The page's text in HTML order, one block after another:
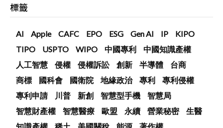
標籤
AI Apple CAFC EPO ESG Gen AI IP
KIPO
TIPO
USPTO WIPO 中國專利
中國知識產權
人工智慧
侵權 侵權訴訟 創新 半導體
台商
商標
國科會 國衛院 地緣政治 專利
專利侵權
專利申請
川普 新創 智慧型手機
智慧局
智慧財產權
智慧醫療 歐盟 永續 營業秘密
生醫